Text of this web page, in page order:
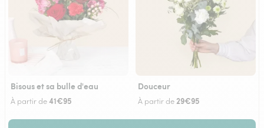
Bisous et sa bulle d'eau
À partir de41€95
Douceur
À partir de 29€95